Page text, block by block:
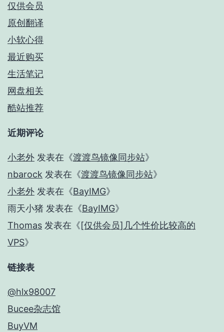
仅供会员
原创翻译
小软心得
最近购买
生活笔记
网盘相关
酷站推荐
近期评论
小老外 发表在《渡渡鸟镜像同步站》
nbarock 发表在《渡渡鸟镜像同步站》
小老外 发表在《BayIMG》
雨天小猪 发表在《BayIMG》
Thomas 发表在《[仅供会员]几个性价比较高的
VPS》
链接表
@hlx98007
Bucee杂志馆
BuyVM